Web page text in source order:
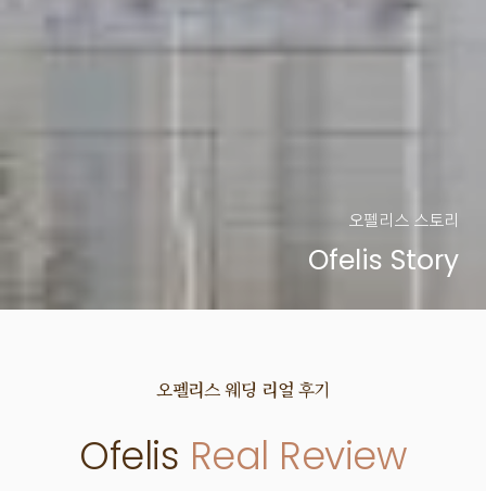
오펠리스 스토리
Ofelis Story
오펠리스 웨딩 리얼 후기
Ofelis Real Review